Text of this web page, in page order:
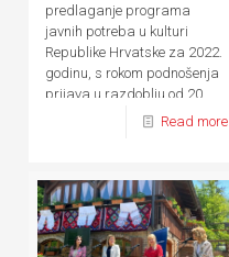
predlaganje programa
javnih potreba u kulturi
Republike Hrvatske za 2022.
godinu, s rokom podnošenja
prijava u razdoblju od 20.
rujna do 20. listopada 2021.
Read more